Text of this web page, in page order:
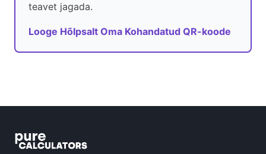
teavet jagada.
Looge Hõlpsalt Oma Kohandatud QR-koode